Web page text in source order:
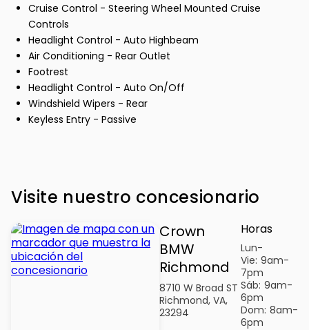
Cruise Control - Steering Wheel Mounted Cruise
Controls
Headlight Control - Auto Highbeam
Air Conditioning - Rear Outlet
Footrest
Headlight Control - Auto On/Off
Windshield Wipers - Rear
Keyless Entry - Passive
Visite nuestro concesionario
Crown
BMW
Richmond
8710 W Broad ST
Richmond, VA,
23294
Horas
Lun-
Vie: 9am-
7pm
Sáb: 9am-
6pm
Dom: 8am-
6pm